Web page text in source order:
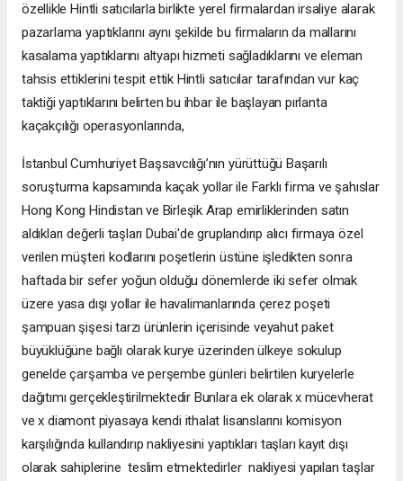
özellikle Hintli satıcılarla birlikte yerel firmalardan irsaliye alarak
pazarlama yaptıklarını aynı şekilde bu firmaların da mallarını
kasalama yaptıklarını altyapı hizmeti sağladıklarını ve eleman
tahsis ettiklerini tespit ettik Hintli satıcılar tarafından vur kaç
taktiği yaptıklarını belirten bu ihbar ile başlayan pırlanta
kaçakçılığı operasyonlarında,
İstanbul Cumhuriyet Başsavcılığı’nın yürüttüğü Başarılı
soruşturma kapsamında kaçak yollar ile Farklı firma ve şahıslar
Hong Kong Hindistan ve Birleşik Arap emirliklerinden satın
aldıkları değerli taşları Dubai'de gruplandırıp alıcı firmaya özel
verilen müşteri kodlarını poşetlerin üstüne işledikten sonra
haftada bir sefer yoğun olduğu dönemlerde iki sefer olmak
üzere yasa dışı yollar ile havalimanlarında çerez poşeti
şampuan şişesi tarzı ürünlerin içerisinde veyahut paket
büyüklüğüne bağlı olarak kurye üzerinden ülkeye sokulup
genelde çarşamba ve perşembe günleri belirtilen kuryelerle
dağıtımı gerçekleştirilmektedir Bunlara ek olarak x mücevherat
ve x diamont piyasaya kendi ithalat lisanslarını komisyon
karşılığında kullandırıp nakliyesini yaptıkları taşları kayıt dışı
olarak sahiplerine teslim etmektedirler nakliyesi yapılan taşlar